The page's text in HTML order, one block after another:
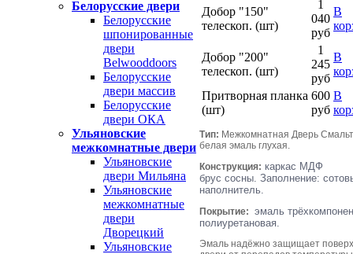
Белорусские двери
Белорусские
шпонированные
двери
Belwooddoors
Белорусские
двери массив
Белорусские
двери ОКА
Ульяновские
межкомнатные двери
Ульяновские
двери Мильяна
Ульяновские
межкомнатные
двери
Дворецкий
Ульяновские
Добор "150"
телескоп. (шт)
1
040
руб
В
Добор "200"
телескоп. (шт)
1
245
руб
В
Притворная планка
(шт)
600
руб
В
Тип: Межкомнатная Дверь
белая эмаль глухая.
Конструкция: каркас МДФ
брус сосны. Заполнение:
наполнитель.
Покрытие: эмаль
полиуретановая.
Эмаль надёжно защищает